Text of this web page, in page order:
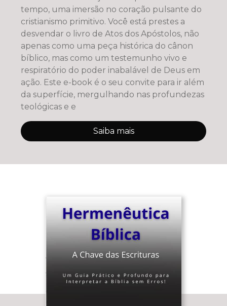
tempo, uma imersão no coração pulsante do
cristianismo primitivo. Você está prestes a
desvendar o livro de Atos dos Apóstolos, não
apenas como uma peça histórica do cânon
bíblico, mas como um testemunho vivo e
respiratório do poder inabalável de Deus em
ação. Este e-book é o seu convite para ir além
da superfície, mergulhando nas profundezas
teológicas e e
Saiba mais